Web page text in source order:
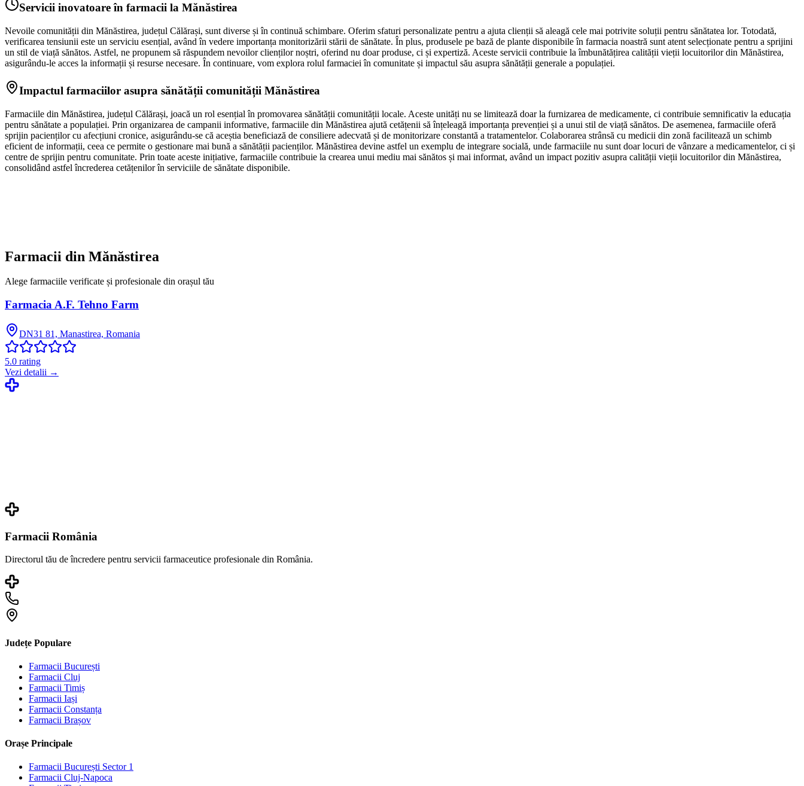
Servicii inovatoare în farmacii la Mănăstirea
Nevoile comunității din Mănăstirea, județul Călărași, sunt diverse și în continuă schimbare. Oferim sfaturi personalizate pentru a ajuta clienții să aleagă cele mai potrivite soluții pentru sănătatea lor. Totodată,
verificarea tensiunii este un serviciu esențial, având în vedere importanța monitorizării stării de sănătate. În plus, produsele pe bază de plante disponibile în farmacia noastră sunt atent selecționate pentru a sprijini
un stil de viață sănătos. Astfel, ne propunem să răspundem nevoilor clienților noștri, oferind nu doar produse, ci și expertiză. Aceste servicii contribuie la îmbunătățirea calității vieții locuitorilor din Mănăstirea,
asigurându-le acces la informații și resurse necesare. În continuare, vom explora rolul farmaciei în comunitate și impactul său asupra sănătății generale a populației.
Impactul farmaciilor asupra sănătății comunității Mănăstirea
Farmaciile din Mănăstirea, județul Călărași, joacă un rol esențial în promovarea sănătății comunității locale. Aceste unități nu se limitează doar la furnizarea de medicamente, ci contribuie semnificativ la educația
pentru sănătate a populației. Prin organizarea de campanii informative, farmaciile din Mănăstirea ajută cetățenii să înțeleagă importanța prevenției și a unui stil de viață sănătos. De asemenea, farmaciile oferă
sprijin pacienților cu afecțiuni cronice, asigurându-se că aceștia beneficiază de consiliere adecvată și de monitorizare constantă a tratamentelor. Colaborarea strânsă cu medicii din zonă facilitează un schimb
eficient de informații, ceea ce permite o gestionare mai bună a sănătății pacienților. Mănăstirea devine astfel un exemplu de integrare socială, unde farmaciile nu sunt doar locuri de vânzare a medicamentelor, ci și
centre de sprijin pentru comunitate. Prin toate aceste inițiative, farmaciile contribuie la crearea unui mediu mai sănătos și mai informat, având un impact pozitiv asupra calității vieții locuitorilor din Mănăstirea,
consolidând astfel încrederea cetățenilor în serviciile de sănătate disponibile.
Farmacii din Mănăstirea
Alege farmaciile verificate și profesionale din orașul tău
Farmacia A.F. Tehno Farm
DN31 81, Manastirea, Romania
5.0 rating
Vezi detalii →
Farmacii România
Directorul tău de încredere pentru servicii farmaceutice profesionale din România.
Județe Populare
Farmacii București
Farmacii Cluj
Farmacii Timiș
Farmacii Iași
Farmacii Constanța
Farmacii Brașov
Orașe Principale
Farmacii București Sector 1
Farmacii Cluj-Napoca